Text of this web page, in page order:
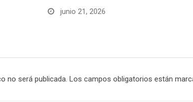
junio 21, 2026
no será publicada. Los campos obligatorios están